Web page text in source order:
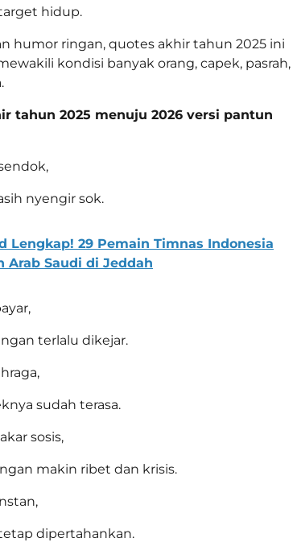
hidup.
humor ringan, quotes akhir tahun 2025 ini
kondisi banyak orang, capek, pasrah,
tahun 2025 menuju 2026 versi pantun
nyengir sok.
Lengkap! 29 Pemain Timnas Indonesia
Arab Saudi di Jeddah
terlalu dikejar.
sudah terasa.
sosis,
makin ribet dan krisis.
dipertahankan.